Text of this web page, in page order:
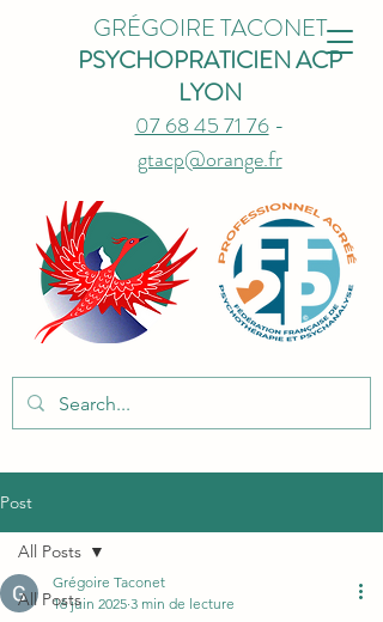
GRÉGOIRE TACONET
PSYCHOPRATICIEN ACP
LYON
07 68 45 71 76-
gtacp@orange.fr
Post
All Posts
All Posts
Grégoire Taconet
16 juin 2025 3 min de lecture